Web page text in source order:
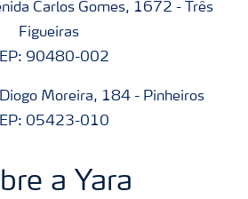
Carlos Gomes, 1672 - Três
Figueiras
90480-002
Moreira, 184 - Pinheiros
05423-010
a Yara